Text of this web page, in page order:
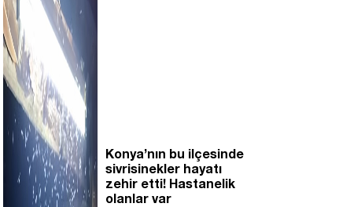
Konya’nın bu ilçesinde
sivrisinekler hayatı
zehir etti! Hastanelik
olanlar var